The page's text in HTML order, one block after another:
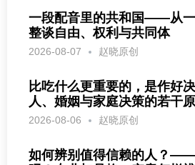
一段配音里的共和国——从
整谈自由、权利与共同体
2026-08-07 赵晓原创
比吃什么更重要的，是作
人、婚姻与家庭决策的若干
2026-08-06 赵晓原创
如何辨别值得信赖的人？